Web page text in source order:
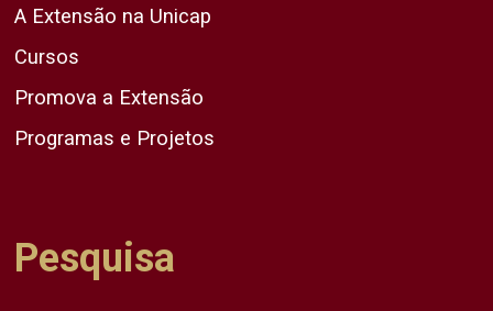
A Extensão na Unicap
Cursos
Promova a Extensão
Programas e Projetos
Pesquisa